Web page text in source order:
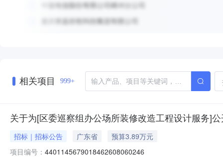
相关项目 999+
关于为[区委巡察组办公场所装修改造工程设计服务]
招标｜招标公告 广东省
预算3.89万元
项目编号： 4401145679018462608060246